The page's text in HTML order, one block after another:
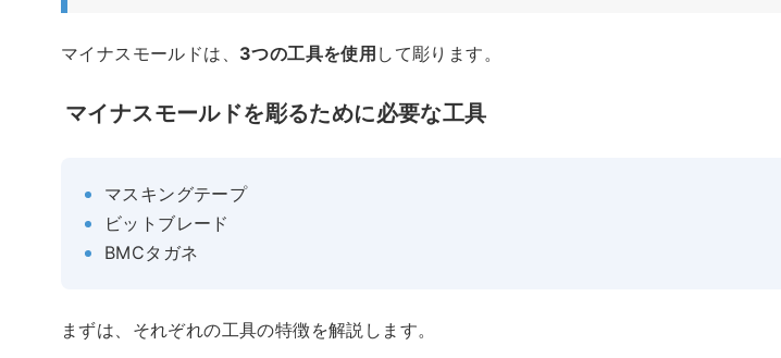
マイナスモールドは、 3つの工具を使用 して彫ります。
マイナスモールドを彫るために必要な工具
マスキングテープ
ビットブレード
BMCタガネ
まずは、それぞれの工具の特徴を解説します。